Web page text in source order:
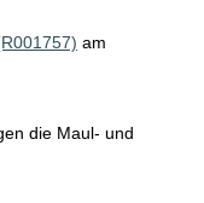
am
die Maul- und